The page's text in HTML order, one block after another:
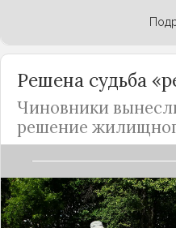
Решена судьба
Чиновники
решение
Правовое управление
отрицательное
заксобрания